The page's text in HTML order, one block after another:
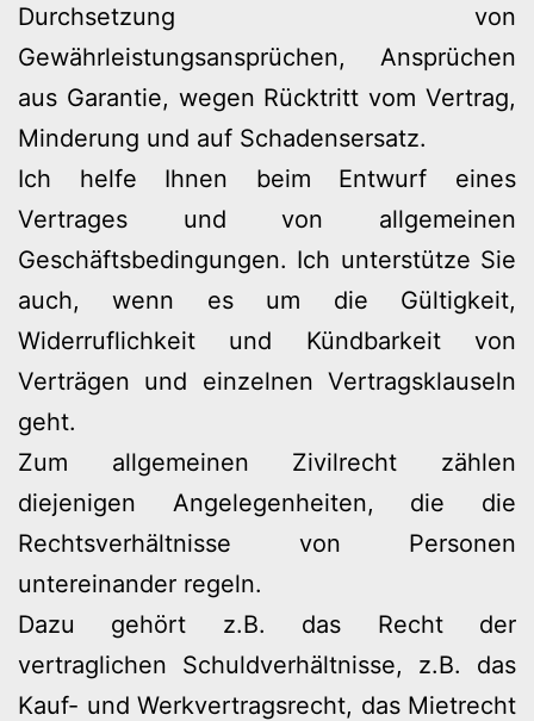
Durchsetzung von
Gewährleistungsansprüchen, Ansprüchen
aus Garantie, wegen Rücktritt vom Vertrag,
Minderung und auf Schadensersatz.
Ich helfe Ihnen beim Entwurf eines
Vertrages und von allgemeinen
Geschäftsbedingungen. Ich unterstütze Sie
auch, wenn es um die Gültigkeit,
Widerruflichkeit und Kündbarkeit von
Verträgen und einzelnen Vertragsklauseln
geht.
Zum allgemeinen Zivilrecht zählen
diejenigen Angelegenheiten, die die
Rechtsverhältnisse von Personen
untereinander regeln.
Dazu gehört z.B. das Recht der
vertraglichen Schuldverhältnisse, z.B. das
Kauf- und Werkvertragsrecht, das Mietrecht